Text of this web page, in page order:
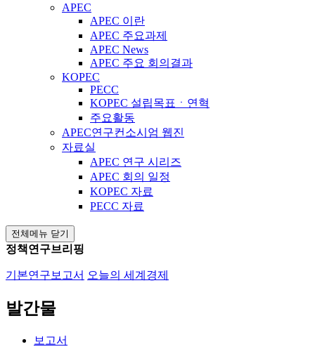
APEC
APEC 이란
APEC 주요과제
APEC News
APEC 주요 회의결과
KOPEC
PECC
KOPEC 설립목표ㆍ연혁
주요활동
APEC연구컨소시엄 웹진
자료실
APEC 연구 시리즈
APEC 회의 일정
KOPEC 자료
PECC 자료
전체메뉴 닫기
정책연구브리핑
기본연구보고서 오늘의 세계경제
발간물
보고서